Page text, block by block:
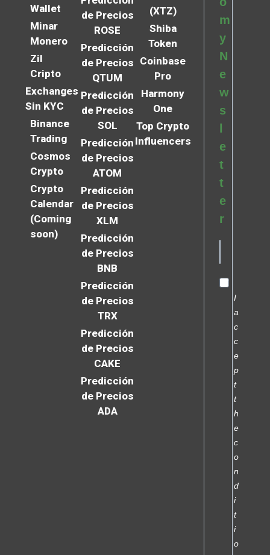
Wallet
Minar
Monero
Zil
Cripto
Exchanges
Sin KYC
Binance
Trading
Cosmos
Crypto
Crypto
Calendar
(Coming
soon)
de Precios
ROSE
Predicción
de Precios
QTUM
Predicción
de Precios
SOL
Predicción
de Precios
ATOM
Predicción
de Precios
XLM
Predicción
de Precios
BNB
Predicción
de Precios
TRX
Predicción
de Precios
CAKE
Predicción
de Precios
ADA
(XTZ)
Shiba
Token
Coinbase
Pro
Harmony
One
Top Crypto
Influencers
m
y
N
e
w
s
e
t
t
e
r
I
a
c
c
e
p
t
t
h
e
c
o
n
d
i
t
i
o